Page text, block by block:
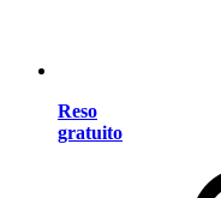
Reso
gratuito